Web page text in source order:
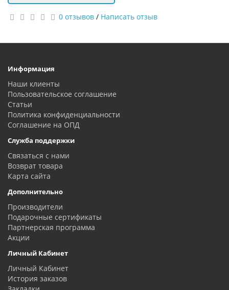
0 отзывов / Написать отзыв
Информация
Наши клиенты
Пользовательское соглашение
Статьи
Политика конфиденциальности
Соглашение на ОПД
Служба поддержки
Связаться с нами
Возврат товара
Карта сайта
Дополнительно
Производители
Подарочные сертификаты
Партнерская программа
Акции
Личный Кабинет
Личный Кабинет
История заказов